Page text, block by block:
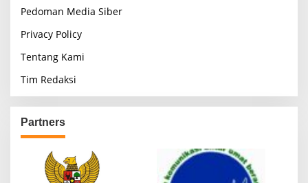
Pedoman Media Siber
Privacy Policy
Tentang Kami
Tim Redaksi
Partners